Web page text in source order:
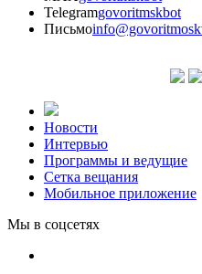
Telegramgovoritmskbot
Письмо
Новости
Интервью
Программы и ведущие
Сетка вещания
Мобильное приложение
Мы в соцсетях